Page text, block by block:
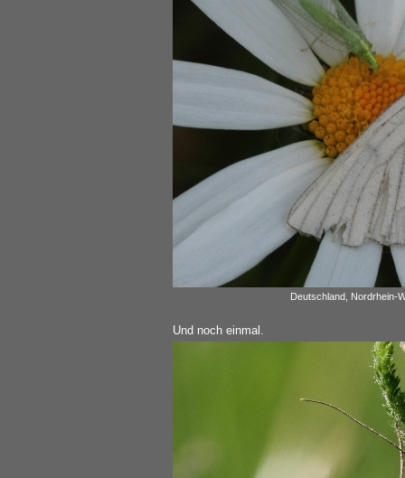
Deutschland, Nordrhein-
Und noch einmal.